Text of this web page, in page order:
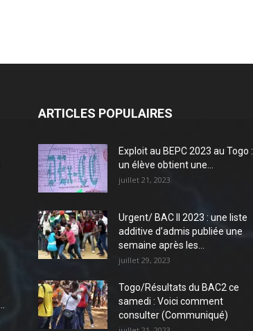
ARTICLES POPULAIRES
Exploit au BEPC 2023 au Togo :
un élève obtient une...
juillet 21, 2023
Urgent/ BAC II 2023 : une liste
additive d’admis publiée une
semaine après les...
juillet 29, 2023
Togo/Résultats du BAC2 ce
samedi : Voici comment
consulter (Communiqué)